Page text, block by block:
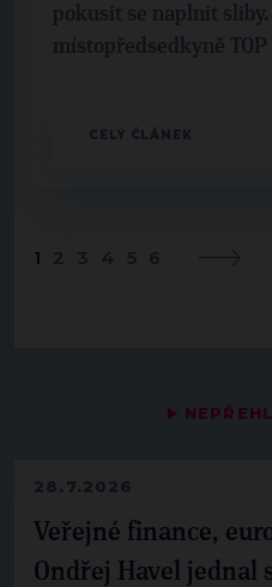
▶
28.7.2026
Veřejné finance,
Ondřej Havel jednal
pokusit se naplnit
místopředsedkyně
CELÝ ČLÁNEK
1 2 3 4 5 6